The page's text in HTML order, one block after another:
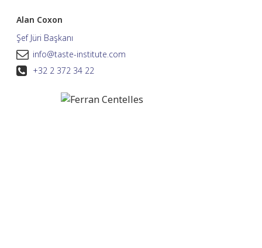
Alan Coxon
Şef Jüri Başkanı
info@taste-institute.com
+32 2 372 34 22